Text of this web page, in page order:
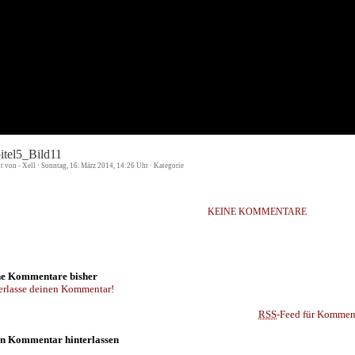
von - Xell · Sonntag, 16. März 2014, 14:26 Uhr · Kategorie
KEINE KOMMENTARE
Kommentare bisher
deinen Kommentar!
RSS-Feed für
Kommentar hinterlassen